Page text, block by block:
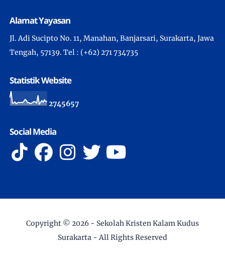
Alamat Yayasan
Jl. Adi Sucipto No. 11, Manahan, Banjarsari, Surakarta, Jawa
Tengah, 57139. Tel : (+62) 271 734735
Statistik Website
2745657
Social Media
Copyright © 2026 - Sekolah Kristen Kalam Kudus
Surakarta - All Rights Reserved